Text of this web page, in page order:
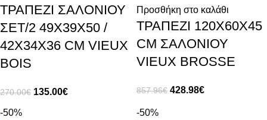
ΤΡΑΠΕΖΙ ΣΑΛΟΝΙΟΥ
ΣΕΤ/2 49Χ39Χ50 /
42Χ34Χ36 CM VIEUX
BOIS
270.00€ 135.00€
Προσθήκη στο καλάθι
ΤΡΑΠΕΖΙ 120X60X45
CM ΣΑΛΟΝΙΟΥ
VIEUX BROSSE
857.96€ 428.98€
-50% -50%